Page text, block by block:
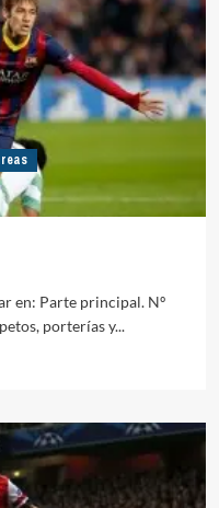
en: Parte principal. Nº
porterías y...